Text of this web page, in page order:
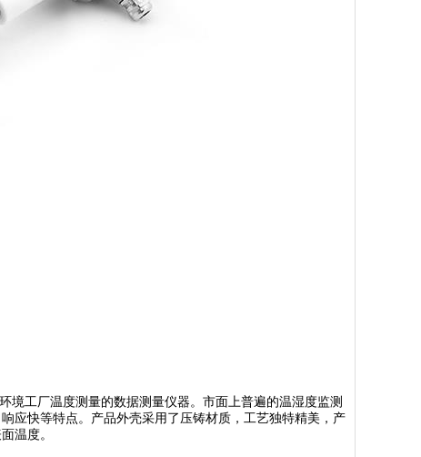
境工厂温度测量的数据测量仪器。市面上普遍的温湿度监测
应快等特点。产品外壳采用了压铸材质，工艺独特精美，产
温度。